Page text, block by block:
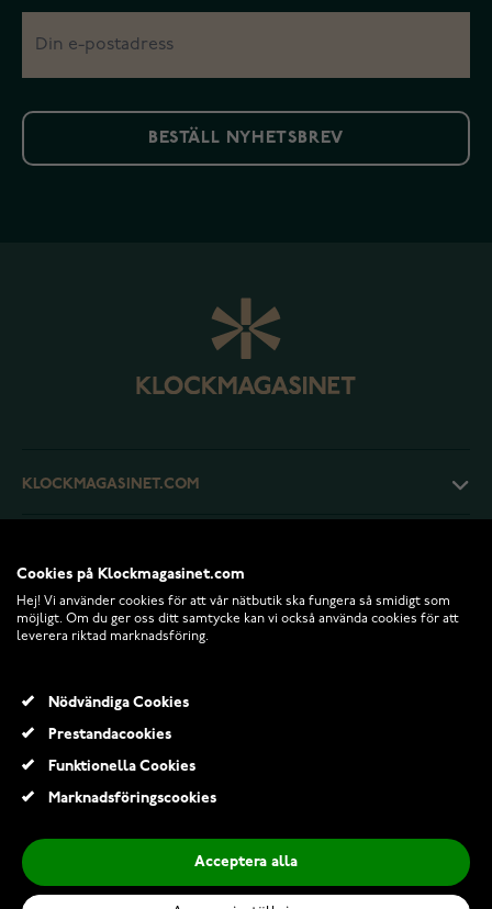
BESTÄLL NYHETSBREV
KLOCKMAGASINET.COM
RETURER OCH VILLKOR
Cookies på Klockmagasinet.com
Hej! Vi använder cookies för att vår nätbutik ska fungera så smidigt som
möjligt. Om du ger oss ditt samtycke kan vi också använda cookies för att
leverera riktad marknadsföring.
Nödvändiga Cookies
Prestandacookies
Funktionella Cookies
Marknadsföringscookies
Acceptera alla